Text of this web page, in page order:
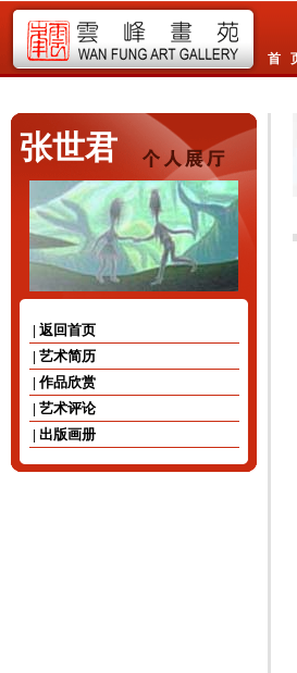
首
张世君
| 返回首页
| 艺术简历
| 作品欣赏
| 艺术评论
| 出版画册